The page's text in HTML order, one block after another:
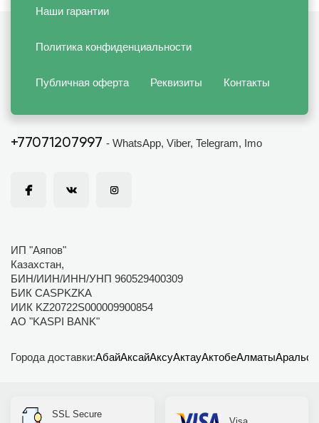
Наши гарантии
Политика конфиденциальности
Публичная оферта Реквизиты Контакты
+77071207997 - WhatsApp, Viber, Telegram, Imo
ИП "Аяпов"
Казахстан,
БИН/ИИН/ИНН/УНП 960529400309
БИК CASPKZKA
ИИК KZ20722S000009900854
АО "KASPI BANK"
Города доставки:АбайАксайАксуАктауАктобеАлматыАральск
SSL Secure